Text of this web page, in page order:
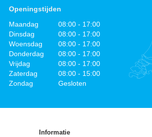
Openingstijden
Maandag
08:00 - 17:00
Dinsdag
08:00 - 17:00
Woensdag
08:00 - 17:00
Donderdag
08:00 - 17:00
Vrijdag
08:00 - 17:00
Zaterdag
08:00 - 15:00
Zondag
Gesloten
Informatie